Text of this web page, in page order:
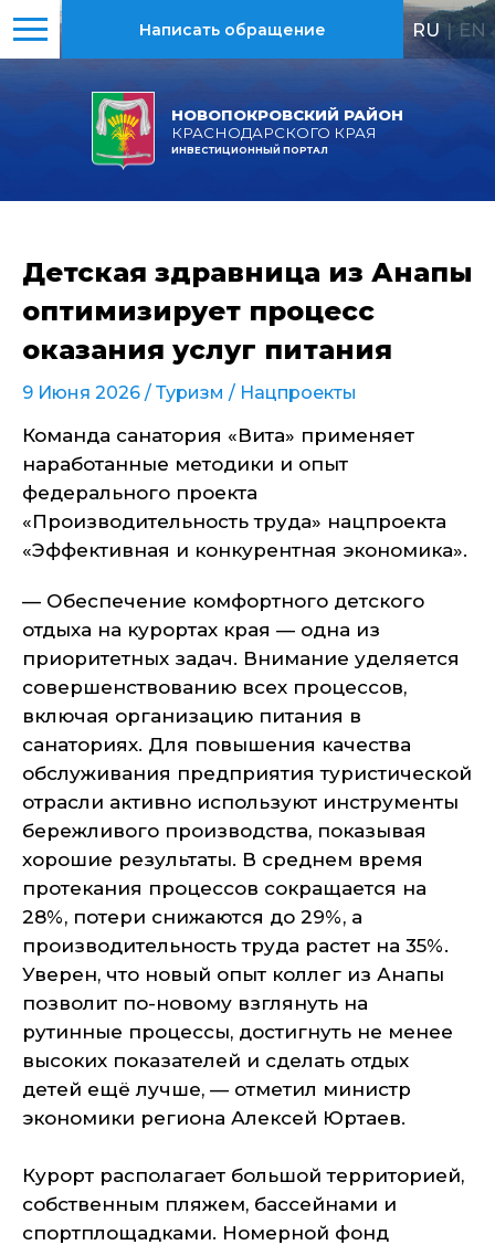
НОВОПОКРОВСКИЙ РАЙОН
КРАСНОДАРСКОГО КРАЯ
ИНВЕСТИЦИОННЫЙ ПОРТАЛ
Написать обращение RU | EN
Детская здравница из Анапы
оптимизирует процесс
оказания услуг питания
9 Июня 2026 / Туризм / Нацпроекты
Команда санатория «Вита» применяет
наработанные методики и опыт
федерального проекта
«Производительность труда» нацпроекта
«Эффективная и конкурентная экономика».
— Обеспечение комфортного детского
отдыха на курортах края — одна из
приоритетных задач. Внимание уделяется
совершенствованию всех процессов,
включая организацию питания в
санаториях. Для повышения качества
обслуживания предприятия туристической
отрасли активно используют инструменты
бережливого производства, показывая
хорошие результаты. В среднем время
протекания процессов сокращается на
28%, потери снижаются до 29%, а
производительность труда растет на 35%.
Уверен, что новый опыт коллег из Анапы
позволит по-новому взглянуть на
рутинные процессы, достигнуть не менее
высоких показателей и сделать отдых
детей ещё лучше, — отметил министр
экономики региона Алексей Юртаев.
Курорт располагает большой территорией,
собственным пляжем, бассейнами и
спортплощадками. Номерной фонд